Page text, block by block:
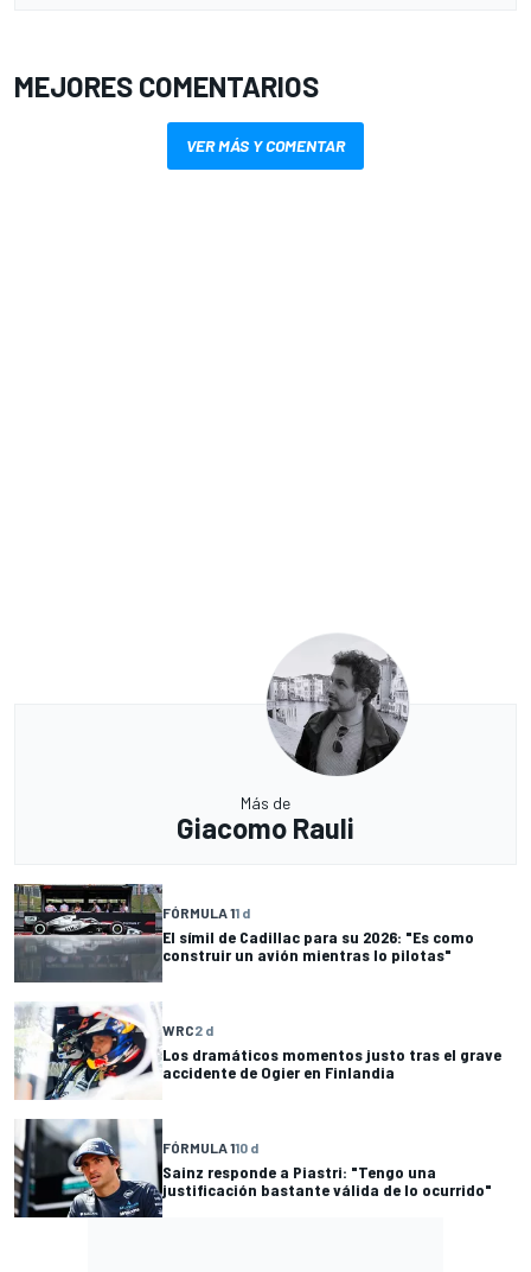
MEJORES COMENTARIOS
VER MÁS Y COMENTAR
Más de
Giacomo Rauli
FÓRMULA 11 d
El símil de Cadillac para su 2026: "Es como
construir un avión mientras lo pilotas"
WRC2 d
Los dramáticos momentos justo tras el grave
accidente de Ogier en Finlandia
FÓRMULA 110 d
Sainz responde a Piastri: "Tengo una
justificación bastante válida de lo ocurrido"